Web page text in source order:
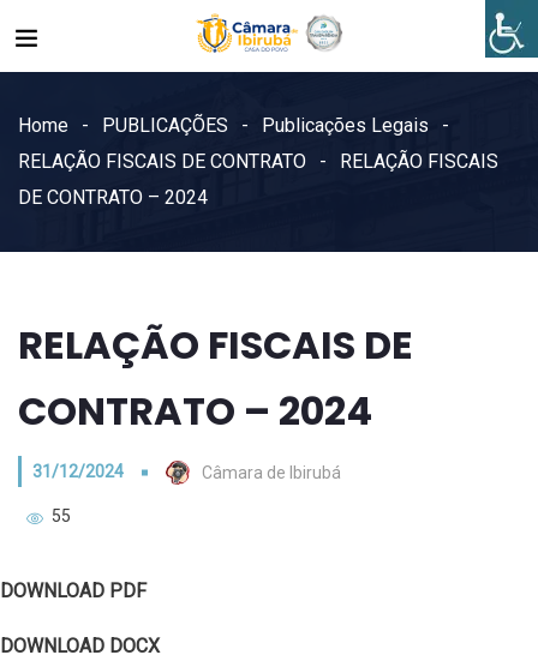
Home PUBLICAÇÕES
Publicações Legais
RELAÇÃO FISCAIS DE CONTRATO
RELAÇÃO FISCAIS
DE CONTRATO – 2024
RELAÇÃO FISCAIS DE
CONTRATO – 2024
31/12/2024 Câmara de Ibirubá
55
DOWNLOAD PDF
DOWNLOAD DOCX